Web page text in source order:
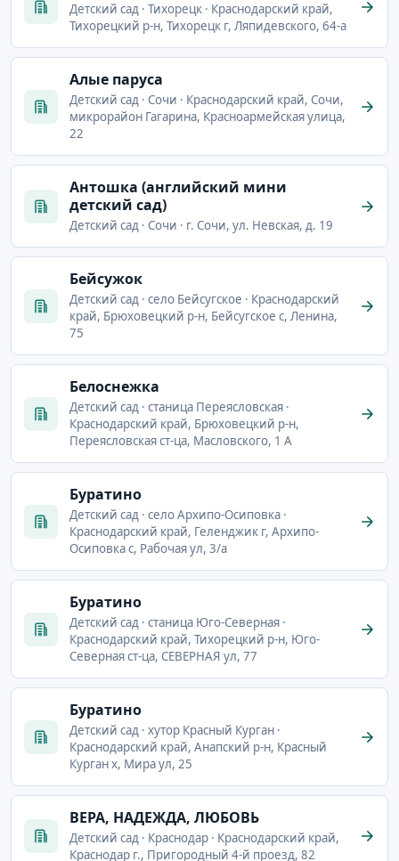
Детский сад · Тихорецк · Краснодарский край,
Тихорецкий р-н, Тихорецк г, Ляпидевского, 64-а
Алые паруса
Детский сад · Сочи · Краснодарский край, Сочи,
микрорайон Гагарина, Красноармейская улица,
22
Антошка (английский мини
детский сад)
Детский сад · Сочи · г. Сочи, ул. Невская, д. 19
Бейсужок
Детский сад · село Бейсугское · Краснодарский
край, Брюховецкий р-н, Бейсугское с, Ленина,
75
Белоснежка
Детский сад · станица Переясловская ·
Краснодарский край, Брюховецкий р-н,
Переясловская ст-ца, Масловского, 1 А
Буратино
Детский сад · село Архипо-Осиповка ·
Краснодарский край, Геленджик г, Архипо-
Осиповка с, Рабочая ул, 3/а
Буратино
Детский сад · станица Юго-Северная ·
Краснодарский край, Тихорецкий р-н, Юго-
Северная ст-ца, СЕВЕРНАЯ ул, 77
Буратино
Детский сад · хутор Красный Курган ·
Краснодарский край, Анапский р-н, Красный
Курган х, Мира ул, 25
ВЕРА, НАДЕЖДА, ЛЮБОВЬ
Детский сад · Краснодар · Краснодарский край,
Краснодар г., Пригородный 4-й проезд, 82